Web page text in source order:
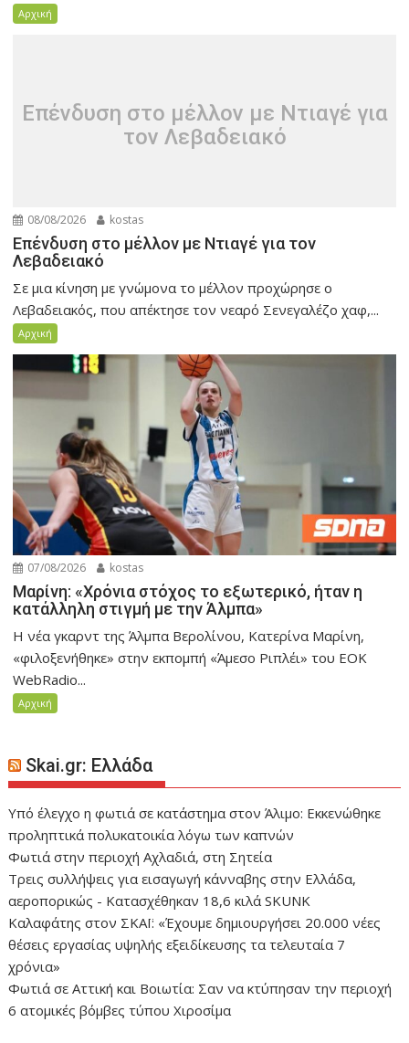
Αρχική
Eπένδυση στο μέλλον με Ντιαγέ για
τον Λεβαδειακό
08/08/2026 kostas
Eπένδυση στο μέλλον με Ντιαγέ για τον
Λεβαδειακό
Σε μια κίνηση με γνώμονα το μέλλον προχώρησε ο
Λεβαδειακός, που απέκτησε τον νεαρό Σενεγαλέζο χαφ,...
Αρχική
07/08/2026 kostas
Μαρίνη: «Χρόνια στόχος το εξωτερικό, ήταν η
κατάλληλη στιγμή με την Άλμπα»
H νέα γκαρντ της Άλμπα Βερολίνου, Κατερίνα Μαρίνη,
«φιλοξενήθηκε» στην εκπομπή «Άμεσο Ριπλέι» του ΕΟΚ
WebRadio...
Αρχική
Skai.gr: Ελλάδα
Yπό έλεγχο η φωτιά σε κατάστημα στον Άλιμο: Εκκενώθηκε
προληπτικά πολυκατοικία λόγω των καπνών
Φωτιά στην περιοχή Αχλαδιά, στη Σητεία
Τρεις συλλήψεις για εισαγωγή κάνναβης στην Ελλάδα,
αεροπορικώς - Κατασχέθηκαν 18,6 κιλά SKUNK
Καλαφάτης στον ΣΚΑΪ: «Έχουμε δημιουργήσει 20.000 νέες
θέσεις εργασίας υψηλής εξειδίκευσης τα τελευταία 7
χρόνια»
Φωτιά σε Αττική και Βοιωτία: Σαν να κτύπησαν την περιοχή
6 ατομικές βόμβες τύπου Χιροσίμα